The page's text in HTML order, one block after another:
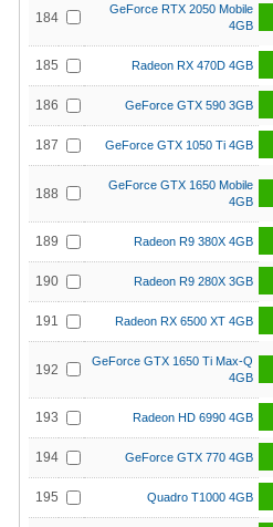
184
GeForce RTX 2050 Mobile
4GB
185 Radeon RX 470D 4GB
186 GeForce GTX 590 3GB
187 GeForce GTX 1050 Ti 4GB
188
GeForce GTX 1650 Mobile
4GB
189 Radeon R9 380X 4GB
190 Radeon R9 280X 3GB
191 Radeon RX 6500 XT 4GB
192
GeForce GTX 1650 Ti Max-Q
4GB
193 Radeon HD 6990 4GB
194 GeForce GTX 770 4GB
195 Quadro T1000 4GB